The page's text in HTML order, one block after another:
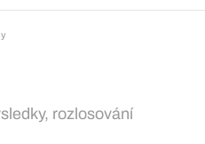
rozlosování